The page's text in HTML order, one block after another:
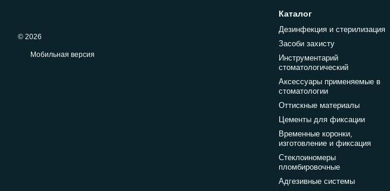
© 2026
Мобильная версия
Каталог
Дезинфекция и стерилизация
Засоби захисту
Инструментарий
стоматологический
Аксессуары применяемые в
стоматологии
Оттискные материалы
Цементы для фиксации
Временные коронки,
изготовление и фиксация
Стеклоиномеры
пломбировочные
Адгезивные системы